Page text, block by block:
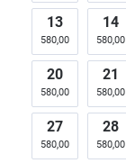
13
580,00
14
580,00
20
580,00
21
580,00
27
580,00
28
580,00